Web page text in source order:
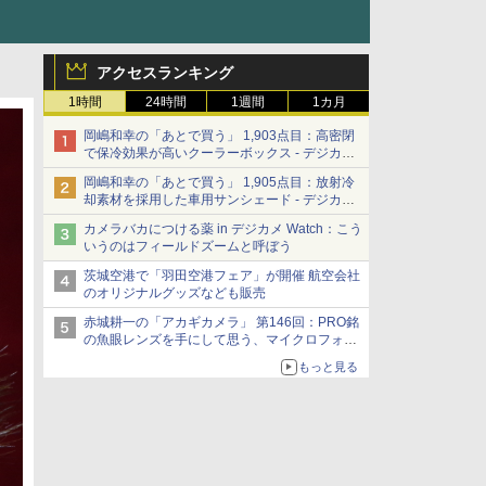
アクセスランキング
1時間 24時間 1週間 1カ月
岡嶋和幸の「あとで買う」 1,903点目：高密閉
で保冷効果が高いクーラーボックス - デジカメ
Watch
岡嶋和幸の「あとで買う」 1,905点目：放射冷
却素材を採用した車用サンシェード - デジカメ
Watch
カメラバカにつける薬 in デジカメ Watch：こう
いうのはフィールドズームと呼ぼう
茨城空港で「羽田空港フェア」が開催 航空会社
のオリジナルグッズなども販売
赤城耕一の「アカギカメラ」 第146回：PRO銘
の魚眼レンズを手にして思う、マイクロフォー
もっと見る